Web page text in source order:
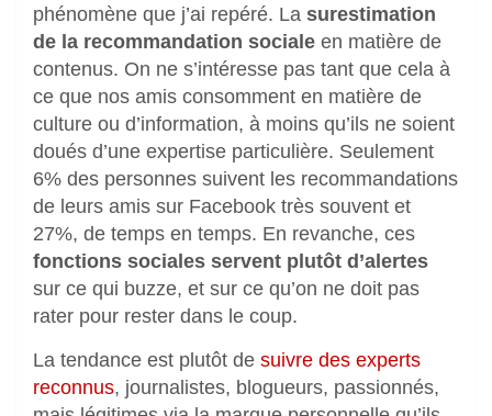
phénomène que j’ai repéré. La surestimation
de la recommandation sociale en matière de
contenus. On ne s’intéresse pas tant que cela à
ce que nos amis consomment en matière de
culture ou d’information, à moins qu’ils ne soient
doués d’une expertise particulière. Seulement
6% des personnes suivent les recommandations
de leurs amis sur Facebook très souvent et
27%, de temps en temps. En revanche, ces
fonctions sociales servent plutôt d’alertes
sur ce qui buzze, et sur ce qu’on ne doit pas
rater pour rester dans le coup.
La tendance est plutôt de suivre des experts
reconnus, journalistes, blogueurs, passionnés,